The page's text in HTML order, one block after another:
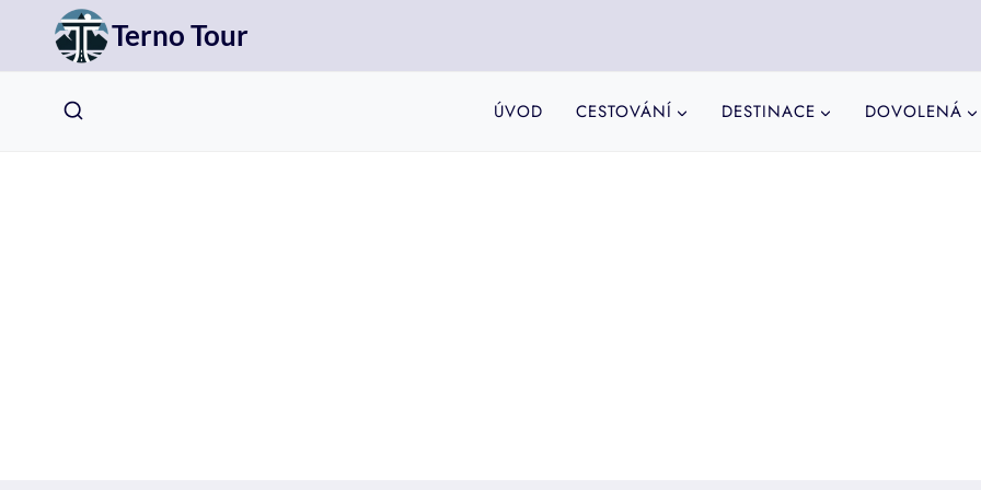
Přeskočit
obsah
Terno Tour
ÚVOD CESTOVÁNÍ DESTINACE DOVOLENÁ